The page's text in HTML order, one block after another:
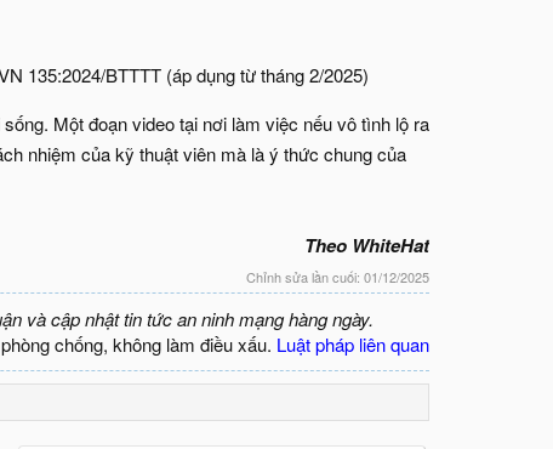
135:2024/BTTTT (áp dụng từ tháng 2/2025)
Một đoạn video tại nơi làm việc nếu vô tình lộ ra
nhiệm của kỹ thuật viên mà là ý thức chung của
Theo WhiteHat
Chỉnh sửa lần cuối: 01/12/2025
và cập nhật tin tức an ninh mạng hàng ngày.
chống, không làm điều xấu. Luật pháp liên quan